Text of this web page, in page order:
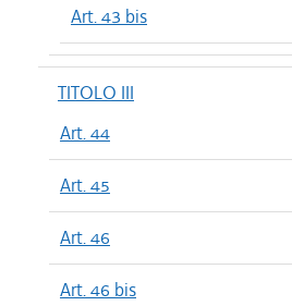
Art. 43 bis
TITOLO III
Art. 44
Art. 45
Art. 46
Art. 46 bis